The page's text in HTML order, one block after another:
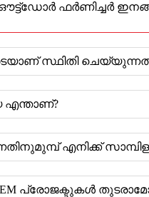
ഔട്ട്ഡോർ ഫർണിച്ചർ
സ്ഥിതി
എന്താണ്?
എനിക്ക്
പ്രോജക്ടുകൾ